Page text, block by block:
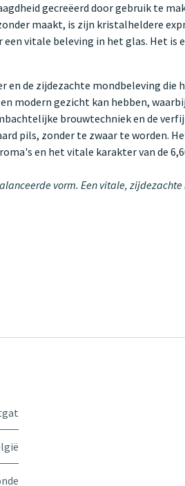
gecreëerd door gebruik te
maakt, is zijn kristalheldere
vitale beleving in het glas. Het is
de zijdezachte mondbeleving die
modern gezicht kan hebben,
brouwtechniek en de
pils, zonder te zwaar te worden.
en het vitale karakter van de
vorm. Een vitale,